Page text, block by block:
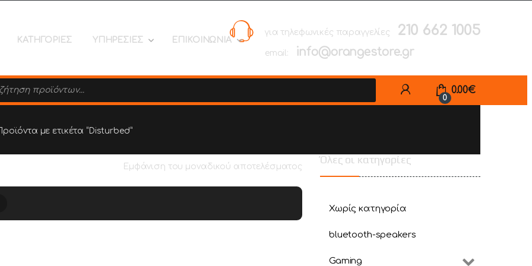
ΚΑΤΗΓΟΡΙΕΣ ΥΠΗΡΕΣΙΕΣ ΕΠΙΚΟΙΝΩΝΙΑ
για τηλεφωνικές παραγγελίες 210 662 1005
email: info@orangestore.gr
0
0.00€
με ετικέτα “Disturbed”
Εμφάνιση του μοναδικού αποτελέσματος
Όλες οι κατηγορίες
Χωρίς κατηγορία
bluetooth-speakers
Gaming